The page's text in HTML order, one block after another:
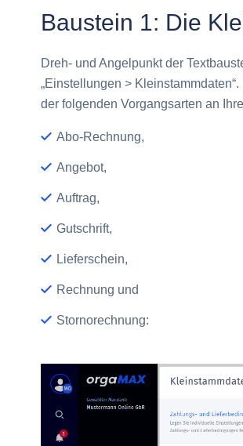
Baustein 1: Die
Dreh- und Angelpunkt der
„Einstellungen > Kleinstammdaten“.
der folgenden Vorgangsarten an
Abo-Rechnung,
Angebot,
Auftrag,
Gutschrift,
Lieferschein,
Rechnung und
Stornorechnung: